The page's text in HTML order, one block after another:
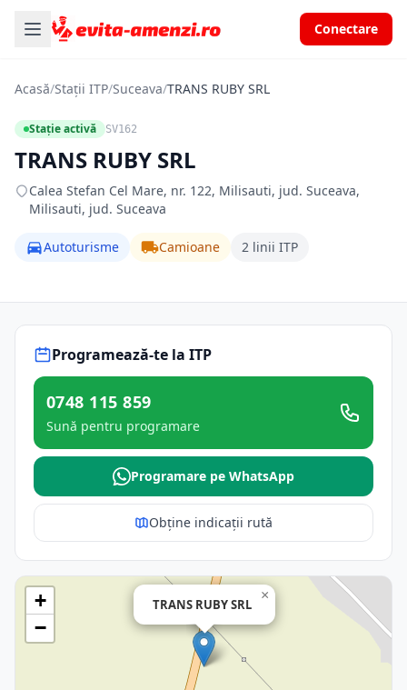
Conectare
Acasă/Stații ITP/Suceava/TRANS RUBY SRL
Stație activă SV162
TRANS RUBY SRL
Calea Stefan Cel Mare, nr. 122, Milisauti, jud. Suceava,
Milisauti, jud. Suceava
Autoturisme Camioane 2 linii ITP
Programează-te la ITP
0748 115 859
Sună pentru programare
Programare pe WhatsApp
Obține indicații rută
TRANS RUBY SRL
×
+
−